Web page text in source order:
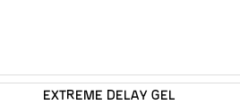
EXTREME DELAY GEL